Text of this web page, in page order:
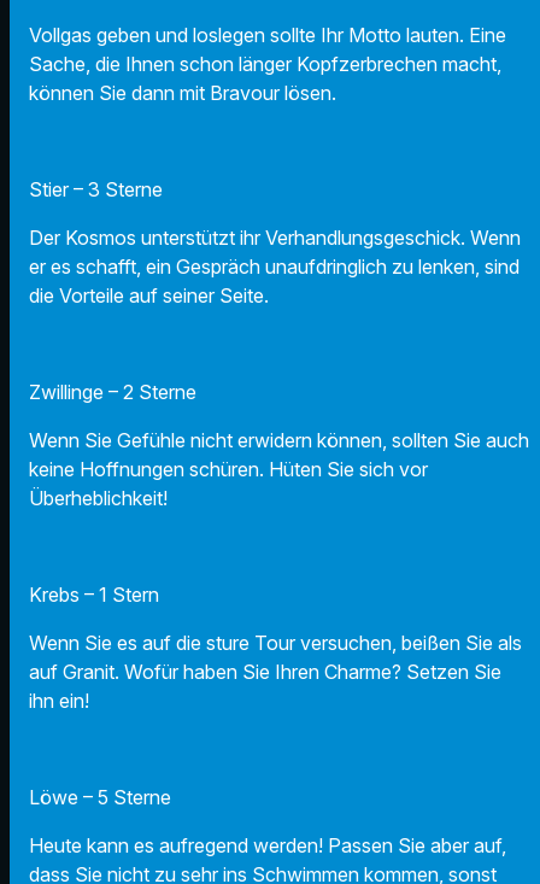
Vollgas geben und loslegen sollte Ihr Motto lauten. Eine
Sache, die Ihnen schon länger Kopfzerbrechen macht,
können Sie dann mit Bravour lösen.
Stier – 3 Sterne
Der Kosmos unterstützt ihr Verhandlungsgeschick. Wenn
er es schafft, ein Gespräch unaufdringlich zu lenken, sind
die Vorteile auf seiner Seite.
Zwillinge – 2 Sterne
Wenn Sie Gefühle nicht erwidern können, sollten Sie auch
keine Hoffnungen schüren. Hüten Sie sich vor
Überheblichkeit!
Krebs – 1 Stern
Wenn Sie es auf die sture Tour versuchen, beißen Sie als
auf Granit. Wofür haben Sie Ihren Charme? Setzen Sie
ihn ein!
Löwe – 5 Sterne
Heute kann es aufregend werden! Passen Sie aber auf,
dass Sie nicht zu sehr ins Schwimmen kommen, sonst